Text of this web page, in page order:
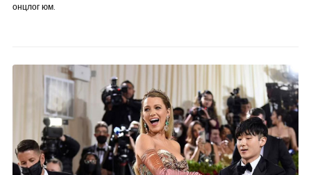
онцлог юм.